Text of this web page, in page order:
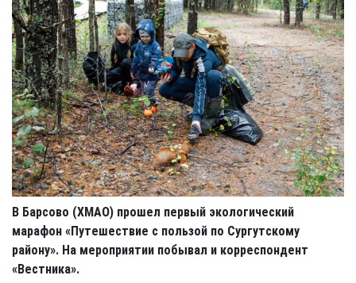
В Барсово (ХМАО) прошел первый экологический
марафон «Путешествие с пользой по Сургутскому
району». На мероприятии побывал и корреспондент
«Вестника».